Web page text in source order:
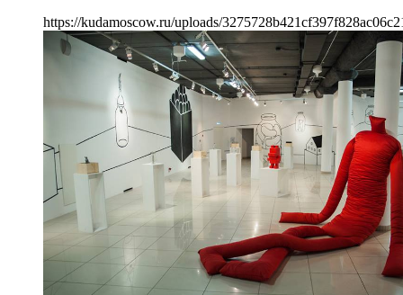
https://kudamoscow.ru/uploads/